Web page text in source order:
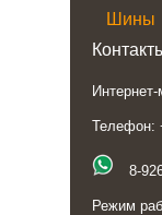
Шины
Телефон:
8-
Режим